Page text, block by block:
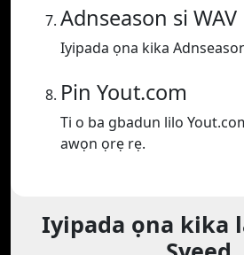
Adnseason si WAV
Iyipada ọna kika
Pin Yout.com
Ti o ba gbadun lilo
awọn ọrẹ rẹ.
Iyipada ọna kika